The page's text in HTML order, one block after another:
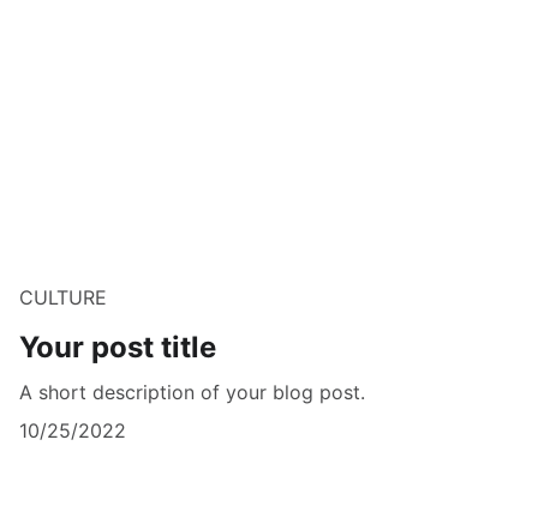
CULTURE
Your post title
A short description of your blog post.
10/25/2022